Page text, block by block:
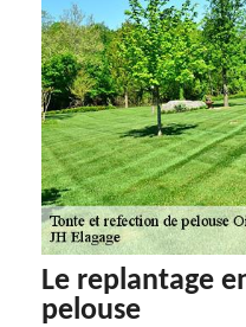
Le replantage
pelouse